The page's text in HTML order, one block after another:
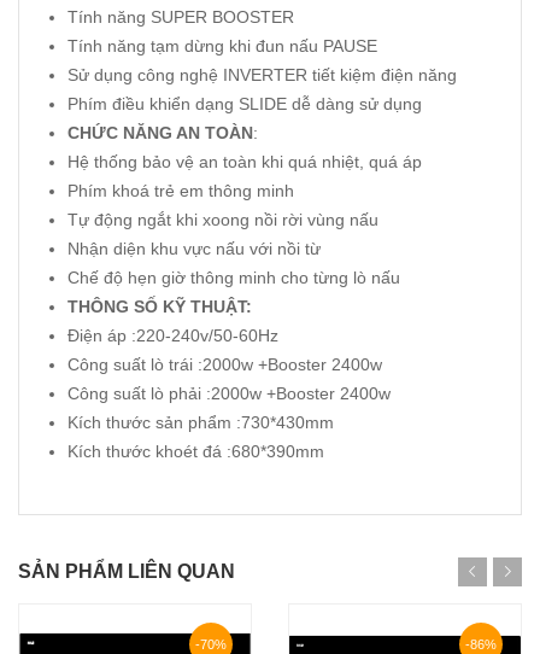
Tính năng SUPER BOOSTER
Tính năng tạm dừng khi đun nấu PAUSE
Sử dụng công nghệ INVERTER tiết kiệm điện năng
Phím điều khiển dạng SLIDE dễ dàng sử dụng
CHỨC NĂNG AN TOÀN:
Hệ thống bảo vệ an toàn khi quá nhiệt, quá áp
Phím khoá trẻ em thông minh
Tự động ngắt khi xoong nồi rời vùng nấu
Nhận diện khu vực nấu với nồi từ
Chế độ hẹn giờ thông minh cho từng lò nấu
THÔNG SỐ KỸ THUẬT:
Điện áp :220-240v/50-60Hz
Công suất lò trái :2000w +Booster 2400w
Công suất lò phải :2000w +Booster 2400w
Kích thước sản phẩm :730*430mm
Kích thước khoét đá :680*390mm
SẢN PHẨM LIÊN QUAN
-70% -86%